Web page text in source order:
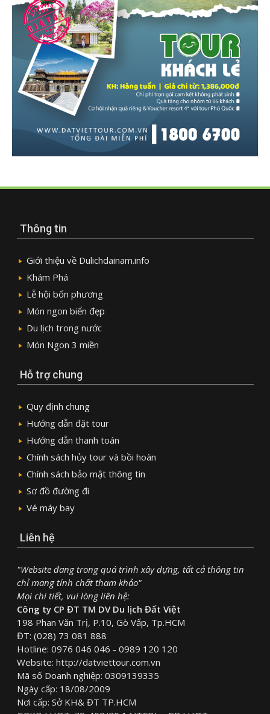
Thông tin
Giới thiệu về Dulichdainam.info
Khám Phá
Lễ hội bốn phương
Món ngon biển đẹp
Du lịch trong nước
Món Ngon 3 miền
Hỗ trợ chung
Quy định chung
Hướng dẫn đặt tour
Hướng dẫn thanh toán
Chính sách hủy tour và bồi hoàn
Chính sách bảo mật thông tin
Sơ đồ đường đi
Vé máy bay
Liên hệ
"Website đang trong quá trình xây dựng, tất cả thông tin
chỉ mang tính chất tham khảo"
Mọi chi tiết, vui lòng liên hệ:
Công ty CP ĐT TM DV Du lịch Đất Việt
198 Phan Văn Trị, P.10, Gò Vấp, Tp.HCM
ĐT: (028) 73 081 888
Hotline: 0976 046 046 - 0989 120 120
Website: http://datviettour.com.vn
Mã số Doanh nghiệp: 0309139335
Ngày cấp: 18/08/2009
Nơi cấp: Sở KH& ĐT TP.HCM